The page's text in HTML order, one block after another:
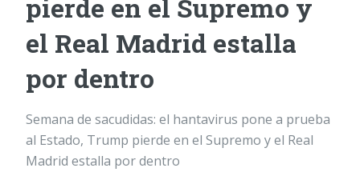
pierde en el Supremo y
el Real Madrid estalla
por dentro
Semana de sacudidas: el hantavirus pone a prueba
al Estado, Trump pierde en el Supremo y el Real
Madrid estalla por dentro